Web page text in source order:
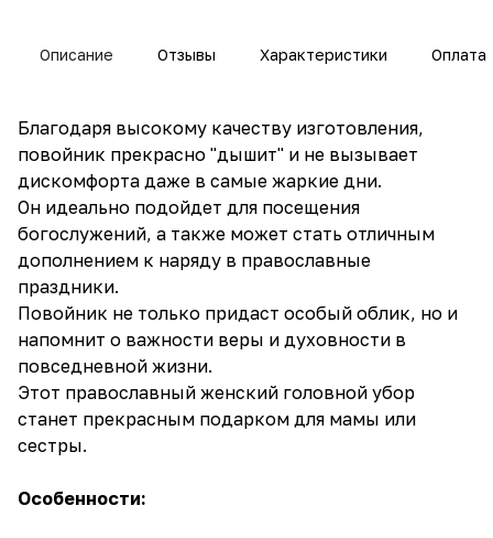
Описание Отзывы Характеристики Оплата
Благодаря высокому качеству изготовления,
повойник прекрасно "дышит" и не вызывает
дискомфорта даже в самые жаркие дни.
Он идеально подойдет для посещения
богослужений, а также может стать отличным
дополнением к наряду в православные
праздники.
Повойник не только придаст особый облик, но и
напомнит о важности веры и духовности в
повседневной жизни.
Этот православный женский головной убор
станет прекрасным подарком для мамы или
сестры.
Особенности: